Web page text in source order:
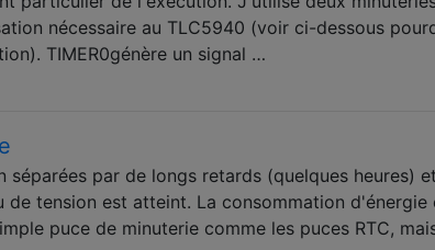
nécessaire au TLC5940 (voir ci-dessous
TIMER0génère un signal …
séparées par de longs retards (quelques heures) et
tension est atteint. La consommation d'énergie
puce de minuterie comme les puces RTC,